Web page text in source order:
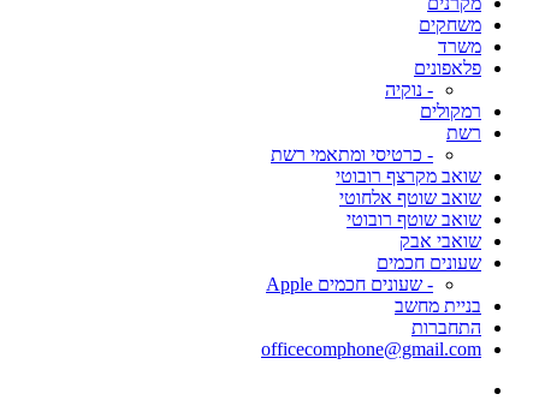
משחקים
משרד
פלאפונים
- נוקיה
רמקולים
רשת
- כרטיסי ומתאמי רשת
שואב מקרצף רובוטי
שואב שוטף אלחוטי
שואב שוטף רובוטי
שואבי אבק
שעונים חכמים
- שעונים חכמים Apple
בניית מחשב
התחברות
officecomphone@gmail.com